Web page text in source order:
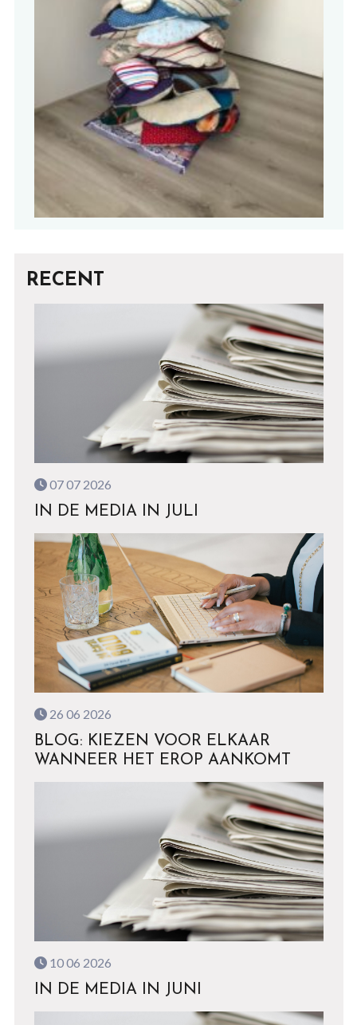
RECENT
07 07 2026
IN DE MEDIA IN JULI
26 06 2026
BLOG: KIEZEN VOOR ELKAAR
WANNEER HET EROP AANKOMT
10 06 2026
IN DE MEDIA IN JUNI